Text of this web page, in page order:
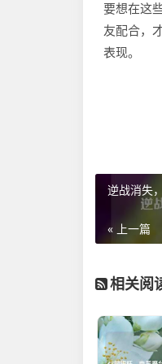
要想在这
友配合，
表现。
逆战消失
« 上一篇
相关阅